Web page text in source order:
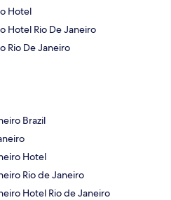
Hotel
Hotel Rio De Janeiro
Rio De Janeiro
Brazil
Hotel
Rio de Janeiro
Hotel Rio de Janeiro